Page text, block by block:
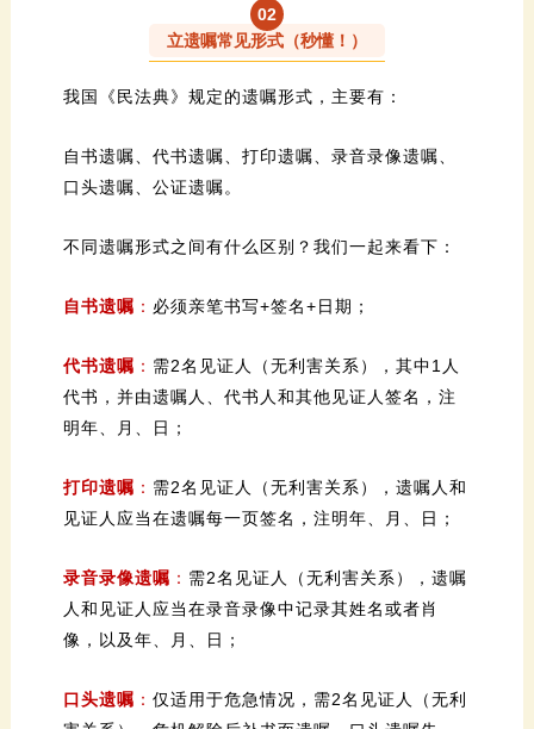
02
立遗嘱常见形式（秒懂！）
我国《民法典》规定的遗嘱形式，主要有：
口头遗嘱、公证遗嘱。
不同遗嘱形式之间有什么区别？我们一起来看下：
自书遗嘱 ： 必须亲笔书写+签名+日期；
代书遗嘱 ：
明年、月、日；
打印遗嘱 ：
见证人应当在遗嘱每一页签名，注明年、月、日；
录音录像遗嘱 ：
像，以及年、月、日；
口头遗嘱 ：